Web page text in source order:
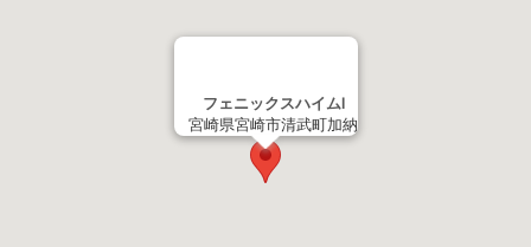
フェニックスハイムⅠ
宮崎県宮崎市清武町加納